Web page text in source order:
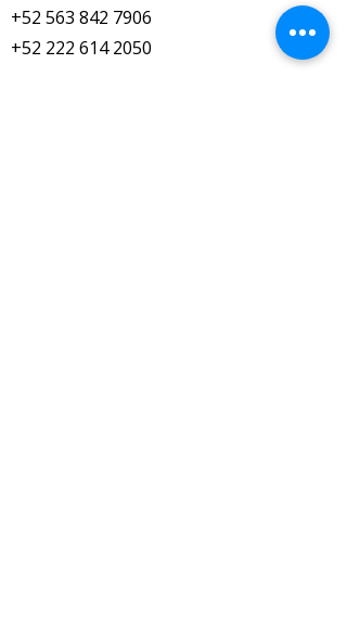
+52 563 842 7906
+52 222 614 2050